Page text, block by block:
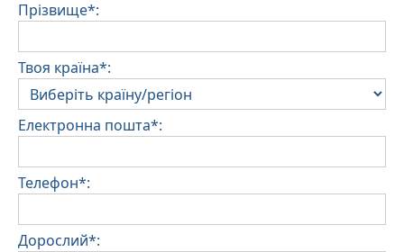
Прізвище*:
Твоя країна*:
Електронна пошта*:
Телефон*:
Дорослий*: